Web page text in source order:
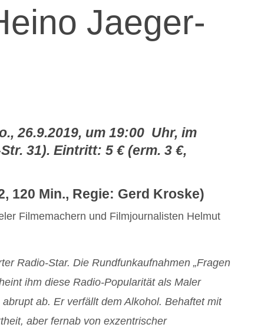
Jaeger-
26.9.2019, um 19:00 Uhr, im
31). Eintritt: 5 € (erm. 3 €,
120 Min., Regie: Gerd Kroske)
Filmemachern und Filmjournalisten Helmut
Radio-Star. Die Rundfunkaufnahmen „Fragen
ihm diese Radio-Popularität als Maler
ab. Er verfällt dem Alkohol. Behaftet mit
aber fernab von exzentrischer